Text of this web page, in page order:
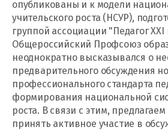
опубликованы и к модели
учительского роста (НСУР),
группой ассоциации "Педагог XXI
Общероссийский Профсоюз
неоднократно высказывался о
предварительного обсуждения
профессионального стандарта
формирования национальной
роста. В связи с этим,
принять активное участие в